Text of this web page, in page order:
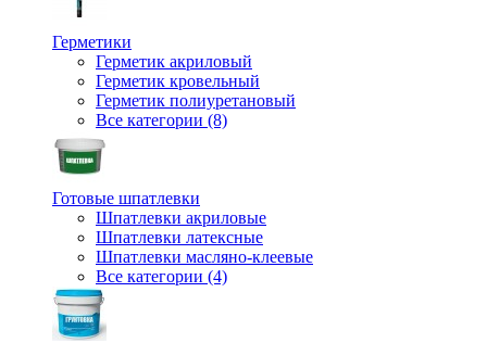
Герметики
Герметик акриловый
Герметик кровельный
Герметик полиуретановый
Все категории (8)
Готовые шпатлевки
Шпатлевки акриловые
Шпатлевки латексные
Шпатлевки масляно-клеевые
Все категории (4)